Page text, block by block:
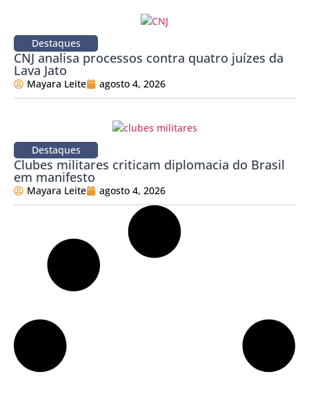
Destaques
CNJ analisa processos contra quatro juízes da
Lava Jato
Mayara Leite agosto 4, 2026
Destaques
Clubes militares criticam diplomacia do Brasil
em manifesto
Mayara Leite agosto 4, 2026